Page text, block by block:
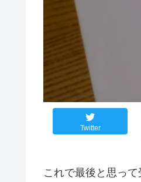
Twitter
これで最後と思っ